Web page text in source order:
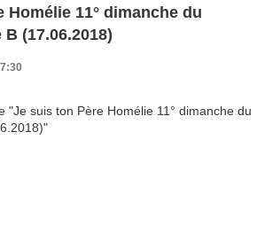
Homélie 11° dimanche du
(17.06.2018)